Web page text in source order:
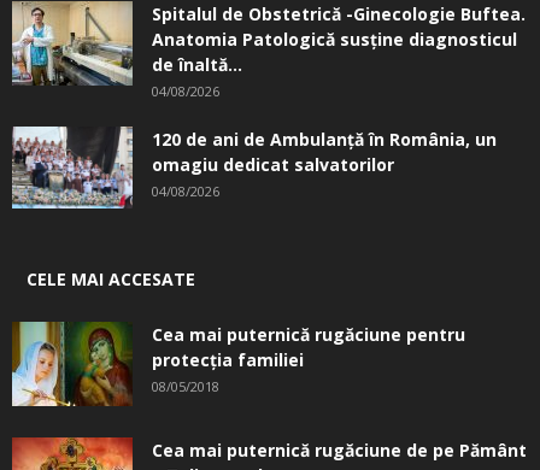
Spitalul de Obstetrică -Ginecologie Buftea.
Anatomia Patologică susţine diagnosticul
de înaltă...
04/08/2026
120 de ani de Ambulanță în România, un
omagiu dedicat salvatorilor
04/08/2026
CELE MAI ACCESATE
Cea mai puternică rugăciune pentru
protecția familiei
08/05/2018
Cea mai puternică rugăciune de pe Pământ